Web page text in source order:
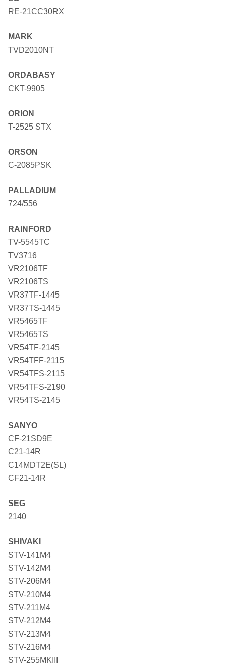
RE-21CC30RX
MARK
TVD2010NT
ORDABASY
CKT-9905
ORION
T-2525 STX
ORSON
C-2085PSK
PALLADIUM
724/556
RAINFORD
TV-5545TC
TV3716
VR2106TF
VR2106TS
VR37TF-1445
VR37TS-1445
VR5465TF
VR5465TS
VR54TF-2145
VR54TFF-2115
VR54TFS-2115
VR54TFS-2190
VR54TS-2145
SANYO
CF-21SD9E
C21-14R
C14MDT2E(SL)
CF21-14R
SEG
2140
SHIVAKI
STV-141M4
STV-142M4
STV-206M4
STV-210M4
STV-211M4
STV-212M4
STV-213M4
STV-216M4
STV-255MKIII